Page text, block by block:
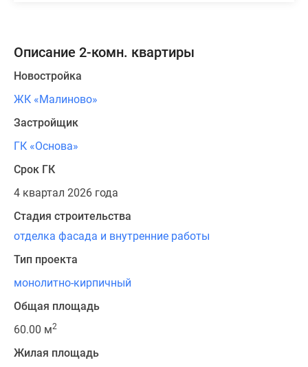
Описание 2-комн. квартиры
Новостройка
ЖК «Малиново»
Застройщик
ГК «Основа»
Срок ГК
4 квартал 2026 года
Стадия строительства
отделка фасада и внутренние работы
Тип проекта
монолитно-кирпичный
Общая площадь
60.00 м2
Жилая площадь